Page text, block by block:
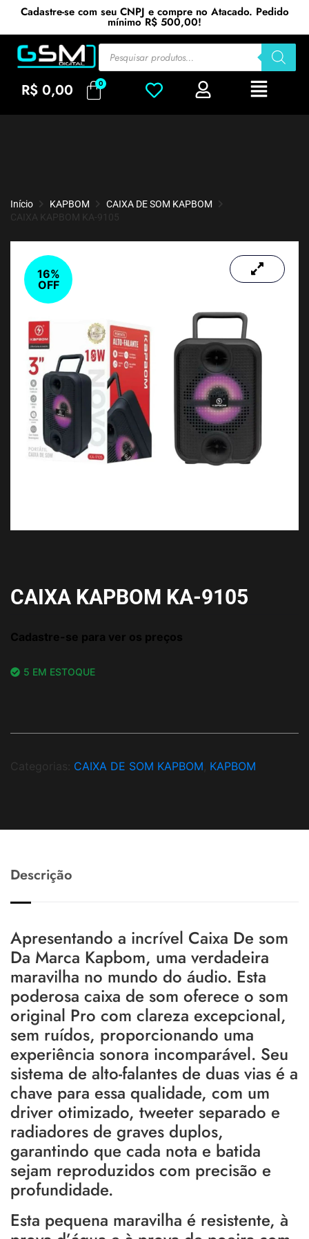
Cadastre-se com seu CNPJ e compre no Atacado. Pedido
mínimo R$ 500,00!
R$ 0,00
Início KAPBOM
CAIXA DE SOM KAPBOM
CAIXA KAPBOM KA-9105
16%
OFF
CAIXA KAPBOM KA-9105
Cadastre-se para ver os preços
5 EM ESTOQUE
Categorias: CAIXA DE SOM KAPBOM KAPBOM
Descrição
Apresentando a incrível Caixa De som
Da Marca Kapbom, uma verdadeira
maravilha no mundo do áudio. Esta
poderosa caixa de som oferece o som
original Pro com clareza excepcional,
sem ruídos, proporcionando uma
experiência sonora incomparável. Seu
sistema de alto-falantes de duas vias é a
chave para essa qualidade, com um
driver otimizado, tweeter separado e
radiadores de graves duplos,
garantindo que cada nota e batida
sejam reproduzidos com precisão e
profundidade.
Esta pequena maravilha é resistente, à